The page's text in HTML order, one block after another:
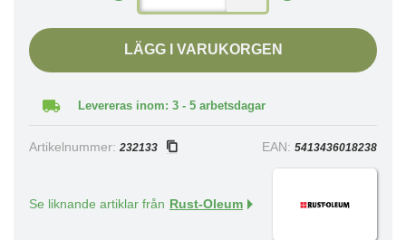
LÄGG I VARUKORGEN
Levereras inom: 3 - 5 arbetsdagar
Artikelnummer: 232133 EAN: 5413436018238
Se liknande artiklar från Rust-Oleum